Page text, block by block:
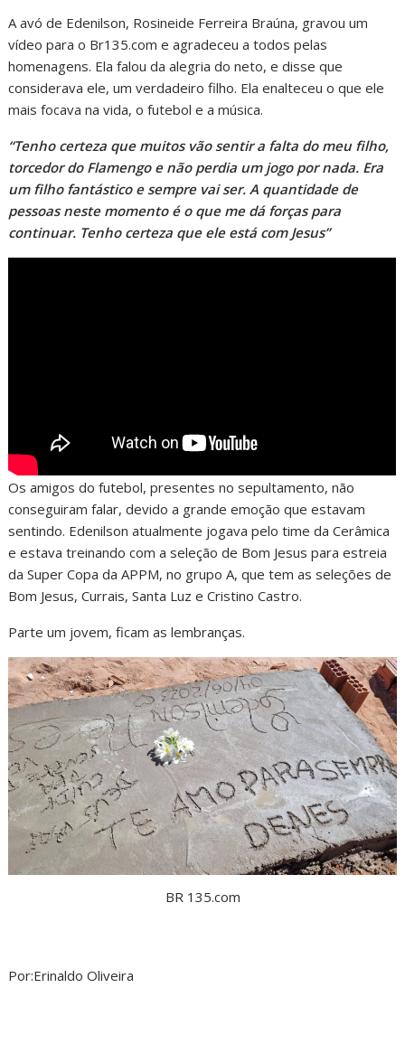
A avó de Edenilson, Rosineide Ferreira Braúna, gravou um
vídeo para o Br135.com e agradeceu a todos pelas
homenagens. Ela falou da alegria do neto, e disse que
considerava ele, um verdadeiro filho. Ela enalteceu o que ele
mais focava na vida, o futebol e a música.
“Tenho certeza que muitos vão sentir a falta do meu filho,
torcedor do Flamengo e não perdia um jogo por nada. Era
um filho fantástico e sempre vai ser. A quantidade de
pessoas neste momento é o que me dá forças para
continuar. Tenho certeza que ele está com Jesus”
Os amigos do futebol, presentes no sepultamento, não
conseguiram falar, devido a grande emoção que estavam
sentindo. Edenilson atualmente jogava pelo time da Cerâmica
e estava treinando com a seleção de Bom Jesus para estreia
da Super Copa da APPM, no grupo A, que tem as seleções de
Bom Jesus, Currais, Santa Luz e Cristino Castro.
Parte um jovem, ficam as lembranças.
BR 135.com
Por:Erinaldo Oliveira